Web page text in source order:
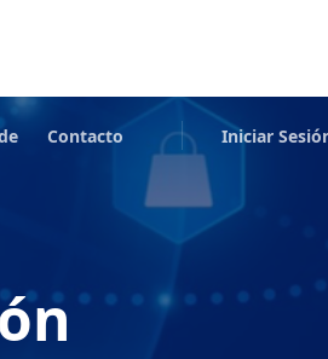
Contacto Iniciar